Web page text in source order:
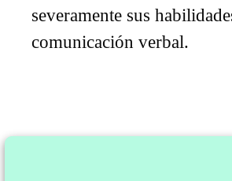
severamente sus
comunicación verbal.